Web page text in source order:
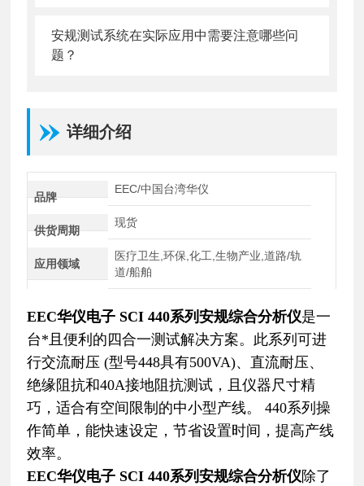
安规测试系统在实际应用中需要注意哪些问
题？
详细介绍
品牌
EEC/中国台湾华仪
供货周期
现货
应用领域
医疗卫生,环保,化工,生物产业,道路/轨
道/船舶
EEC华仪电子 SCI 440系列安规综合分析仪是一
台*且便利的四合一测试解决方案。此系列可进
行交流耐压 (型号448具有500VA)、直流耐压、
绝缘阻抗和40A接地阻抗测试，且仪器尺寸精
巧，适合有空间限制的中小型产线。 440系列操
作简单，能快速设定，节省设置时间，提高产线
效率。
EEC华仪电子 SCI 440系列安规综合分析仪除了